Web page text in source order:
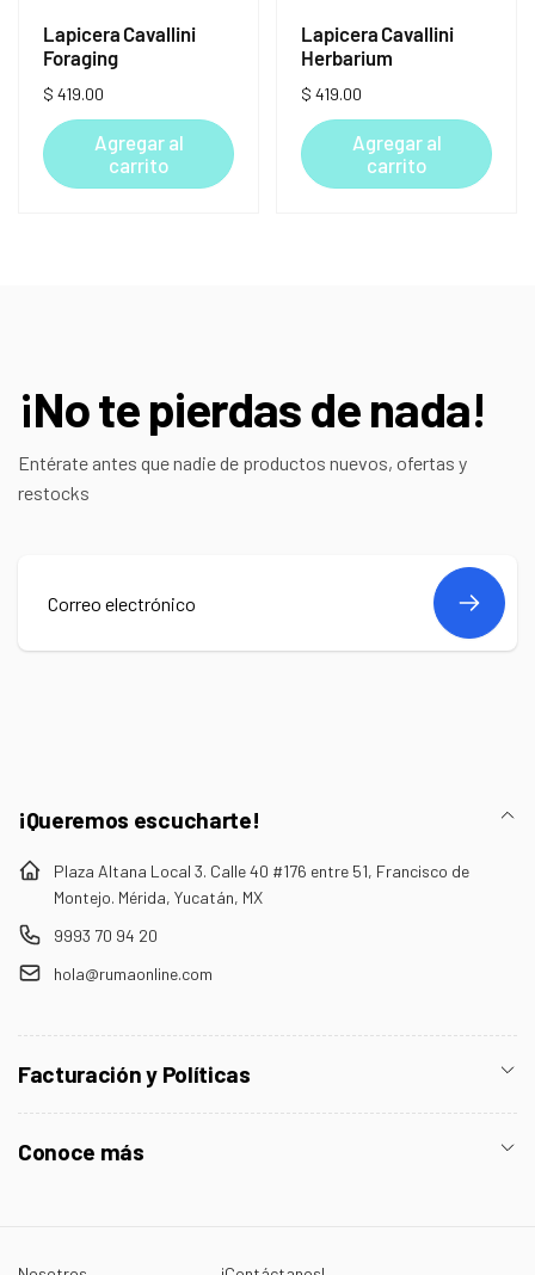
Lapicera Cavallini
Foraging
Precio
habitual
$ 419.00
Agregar al
carrito
Lapicera Cavallini
Herbarium
Precio
habitual
$ 419.00
Agregar al
carrito
¡No te pierdas de nada!
Entérate antes que nadie de productos nuevos, ofertas y
restocks
Correo
¡Queremos escucharte!
Plaza Altana Local 3. Calle 40 #176 entre 51, Francisco de
Montejo. Mérida, Yucatán, MX
9993 70 94 20
hola@rumaonline.com
Facturación y Políticas
Conoce más